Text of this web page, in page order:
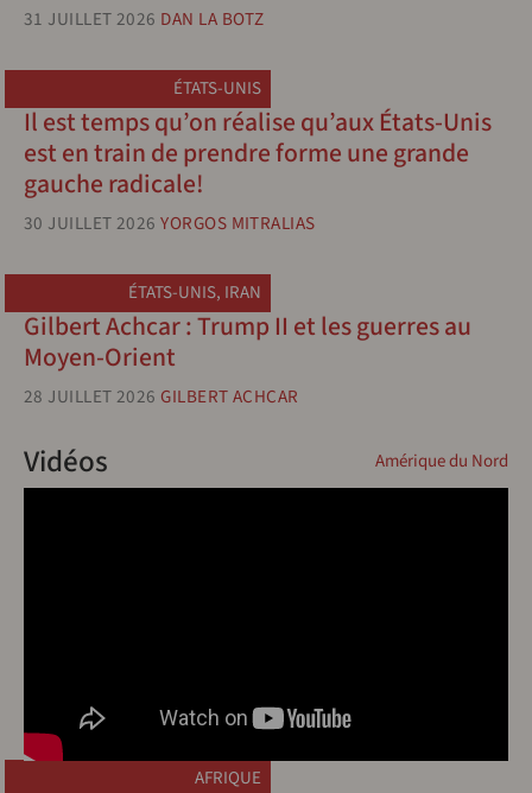
31 JUILLET 2026 DAN LA BOTZ
ÉTATS-UNIS
Il est temps qu’on réalise qu’aux États-Unis
est en train de prendre forme une grande
gauche radicale!
30 JUILLET 2026 YORGOS MITRALIAS
ÉTATS-UNIS, IRAN
Gilbert Achcar : Trump II et les guerres au
Moyen-Orient
28 JUILLET 2026 GILBERT ACHCAR
Amérique du Nord
Vidéos
AFRIQUE